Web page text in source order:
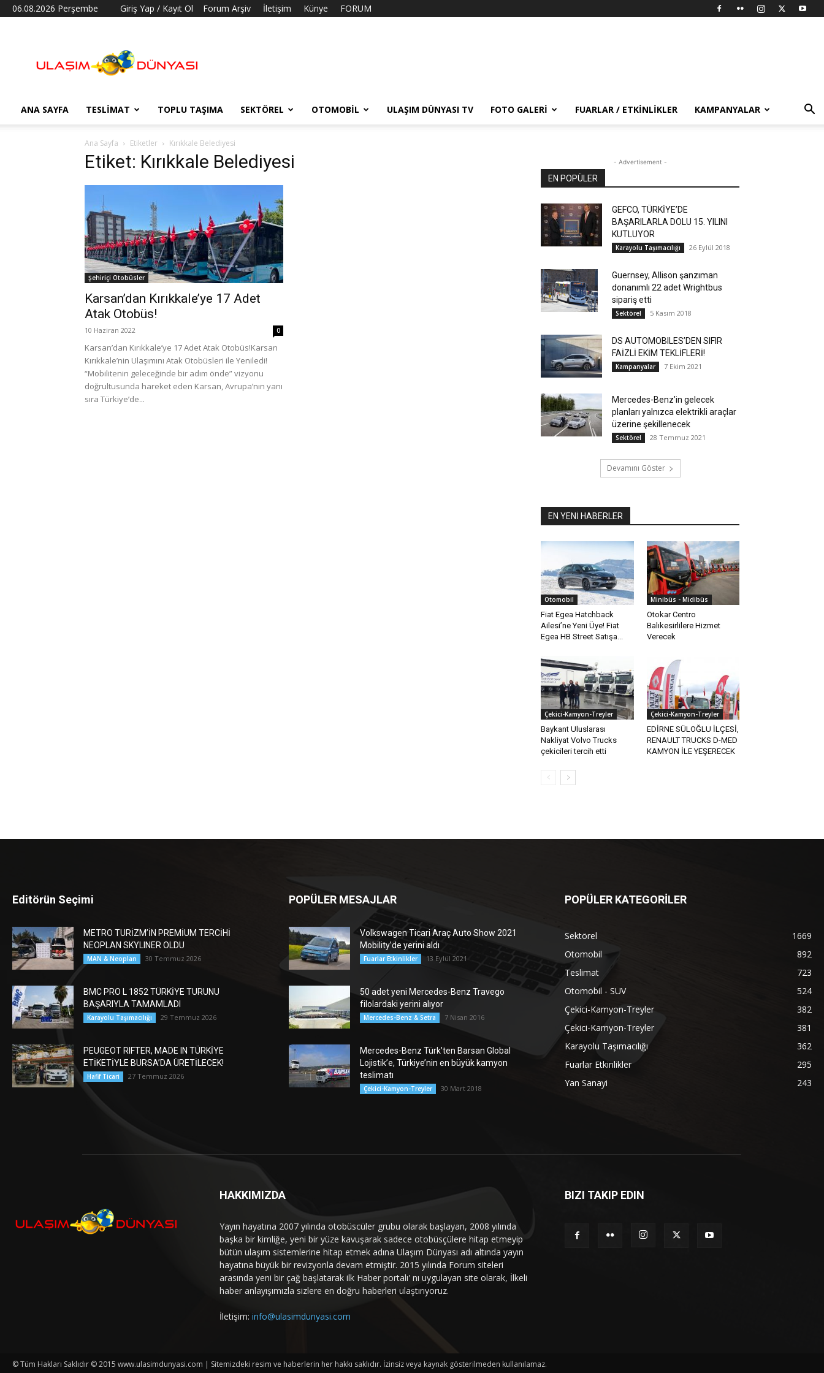
06.08.2026 Perşembe Giriş Yap / Kayıt Ol Forum Arşiv İletişim Künye FORUM
Dünyası
ANA SAYFA TESLIMAT TOPLU TAŞIMA SEKTÖREL OTOMOBIL ULAŞIM DÜNYASI TV FOTO GALERI FUARLAR / ETKINLIKLER KAMPANYALAR
Ana Sayfa Etiketler Kırıkkale Belediyesi
Etiket: Kırıkkale Belediyesi
Şehiriçi Otobüsler
Karsan’dan Kırıkkale’ye 17 Adet
Atak Otobüs!
10 Haziran 2022 0
Karsan’dan Kırıkkale’ye 17 Adet Atak Otobüs!Karsan
Kırıkkale’nin Ulaşımını Atak Otobüsleri ile Yeniledi!
“Mobilitenin geleceğinde bir adım önde” vizyonu
doğrultusunda hareket eden Karsan, Avrupa’nın yanı
sıra Türkiye’de...
- Advertisement -
EN POPÜLER
GEFCO, TÜRKİYE’DE
BAŞARILARLA DOLU 15. YILINI
KUTLUYOR
Karayolu Taşımacılığı 26 Eylül 2018
Guernsey, Allison şanzıman
donanımlı 22 adet Wrightbus
sipariş etti
Sektörel 5 Kasım 2018
DS AUTOMOBILES’DEN SIFIR
FAİZLİ EKİM TEKLİFLERİ!
Kampanyalar 7 Ekim 2021
Mercedes-Benz’in gelecek
planları yalnızca elektrikli araçlar
üzerine şekillenecek
Sektörel 28 Temmuz 2021
Devamını Göster
EN YENİ HABERLER
Otomobil
Fiat Egea Hatchback
Ailesi’ne Yeni Üye! Fiat
Egea HB Street Satışa...
Minibüs - Midibüs
Otokar Centro
Balıkesirlilere Hizmet
Verecek
Çekici-Kamyon-Treyler
Baykant Uluslarası
Nakliyat Volvo Trucks
çekicileri tercih etti
Çekici-Kamyon-Treyler
EDİRNE SÜLOĞLU İLÇESİ,
RENAULT TRUCKS D-MED
KAMYON İLE YEŞERECEK
Editörün Seçimi
METRO TURİZM’İN PREMİUM TERCİHİ
NEOPLAN SKYLINER OLDU
MAN & Neoplan 30 Temmuz 2026
BMC PRO L 1852 TÜRKİYE TURUNU
BAŞARIYLA TAMAMLADI
Karayolu Taşımacılığı 29 Temmuz 2026
PEUGEOT RIFTER, MADE IN TÜRKİYE
ETİKETİYLE BURSA’DA ÜRETİLECEK!
Hafif Ticari 27 Temmuz 2026
POPÜLER MESAJLAR
Volkswagen Ticari Araç Auto Show 2021
Mobility’de yerini aldı
Fuarlar Etkinlikler 13 Eylül 2021
50 adet yeni Mercedes-Benz Travego
filolardaki yerini alıyor
Mercedes-Benz & Setra 7 Nisan 2016
Mercedes-Benz Türk’ten Barsan Global
Lojistik’e, Türkiye’nin en büyük kamyon
teslimatı
Çekici-Kamyon-Treyler 30 Mart 2018
POPÜLER KATEGORİLER
Sektörel
1669
Otomobil
892
Teslimat
723
Otomobil - SUV
524
Çekici-Kamyon-Treyler
382
Çekici-Kamyon-Treyler
381
Karayolu Taşımacılığı
362
Fuarlar Etkinlikler
295
Yan Sanayi
243
HAKKIMIZDA
Yayın hayatına 2007 yılında otobüscüler grubu olarak başlayan, 2008 yılında
başka bir kimliğe, yeni bir yüze kavuşarak sadece otobüsçülere hitap etmeyip
bütün ulaşım sistemlerine hitap etmek adına Ulaşım Dünyası adı altında yayın
hayatına büyük bir revizyonla devam etmiştir. 2015 yılında Forum siteleri
arasında yeni bir çağ başlatarak ilk Haber portalı' nı uygulayan site olarak, İlkeli
haber anlayışımızla sizlere en doğru haberleri ulaştırıyoruz.
İletişim: info@ulasimdunyasi.com
BIZI TAKIP EDIN
© Tüm Hakları Saklıdır © 2015 www.ulasimdunyasi.com | Sitemizdeki resim ve haberlerin her hakkı saklıdır. İzinsiz veya kaynak gösterilmeden kullanılamaz.